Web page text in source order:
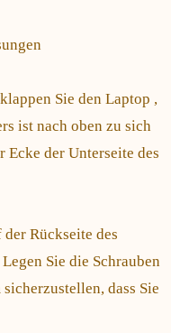
Sie den Laptop ,
ist nach oben zu sich
Ecke der Unterseite des
Rückseite des
Sie die Schrauben
dass Sie